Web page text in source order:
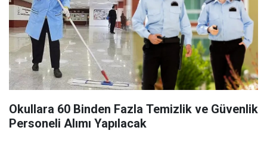
Okullara 60 Binden Fazla Temizlik ve Güvenlik
Personeli Alımı Yapılacak